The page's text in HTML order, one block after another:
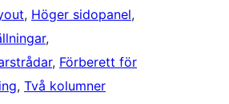
, Höger sidopanel
, Förberett för
, Två kolumner